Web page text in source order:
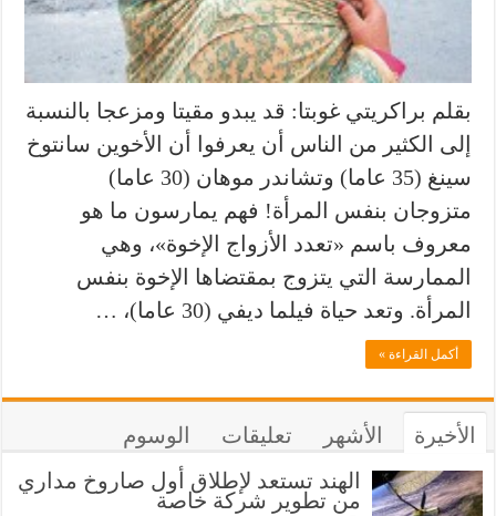
بقلم براكريتي غوبتا: قد يبدو مقيتا ومزعجا بالنسبة
إلى الكثير من الناس أن يعرفوا أن الأخوين سانتوخ
سينغ (35 عاما) وتشاندر موهان (30 عاما)
متزوجان بنفس المرأة! فهم يمارسون ما هو
معروف باسم «تعدد الأزواج الإخوة»، وهي
الممارسة التي يتزوج بمقتضاها الإخوة بنفس
المرأة. وتعد حياة فيلما ديفي (30 عاما)، …
أكمل القراءة »
الأخيرة الأشهر تعليقات
الوسوم
الهند تستعد لإطلاق أول صاروخ مداري
من تطوير شركة خاصة